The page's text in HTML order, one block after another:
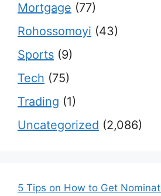
Mortgage (77)
Rohossomoyi (43)
Sports (9)
Tech (75)
Trading (1)
Uncategorized (2,086)
5 Tips on How to Get